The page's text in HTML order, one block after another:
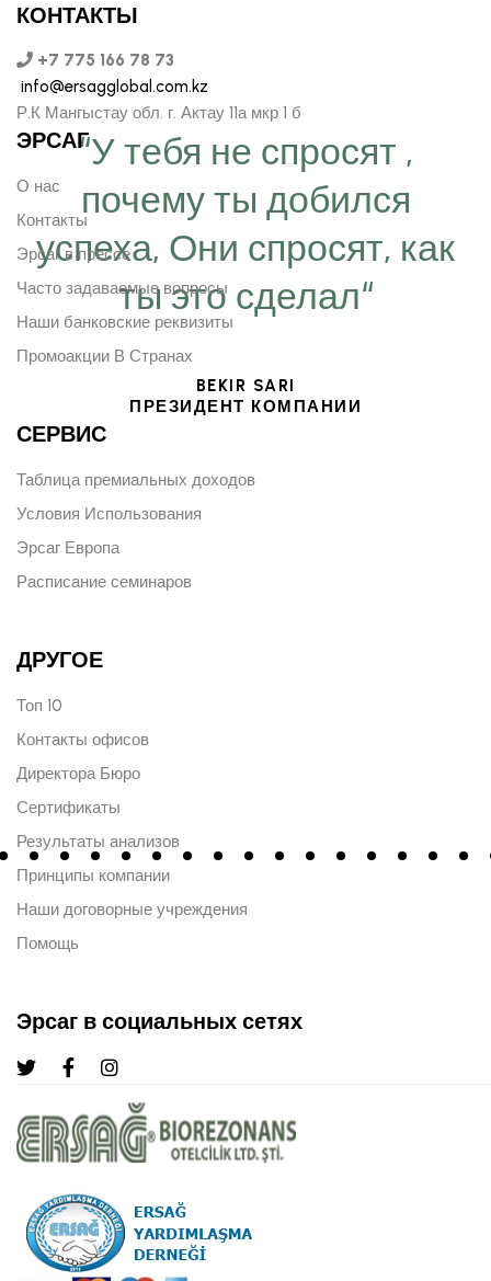
“У тебя не спросят ,
почему ты добился
успеха, Они спросят, как
ты это сделал“
BEKIR SARI
ПРЕЗИДЕНТ КОМПАНИИ
КОНТАКТЫ
+7 775 166 78 73
info@ersagglobal.com.kz
Р.К Мангыстау обл. г. Актау 11а мкр 1 б
ЭРСАГ
О нас
Контакты
Эрсаг в прессе
Часто задаваемые вопросы
Наши банковские реквизиты
Промоакции В Странах
СЕРВИС
Таблица премиальных доходов
Условия Использования
Эрсаг Европа
Расписание семинаров
ДРУГОЕ
Топ 10
Контакты офисов
Директора Бюро
Сертификаты
Результаты анализов
Принципы компании
Наши договорные учреждения
Помощь
Эрсаг в социальных сетях